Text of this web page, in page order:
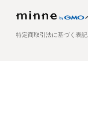
特定商取引法に基づく表記